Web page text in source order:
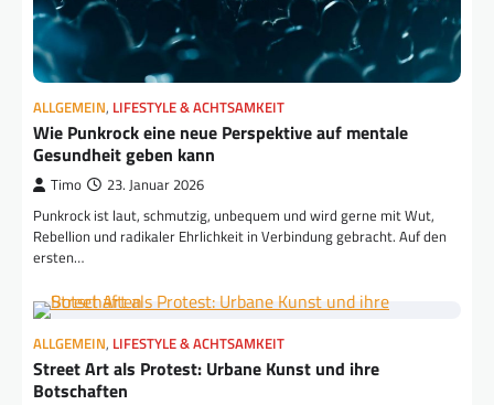
ALLGEMEIN, LIFESTYLE & ACHTSAMKEIT
Wie Punkrock eine neue Perspektive auf mentale
Gesundheit geben kann
Timo 23. Januar 2026
Punkrock ist laut, schmutzig, unbequem und wird gerne mit Wut,
Rebellion und radikaler Ehrlichkeit in Verbindung gebracht. Auf den
ersten…
ALLGEMEIN, LIFESTYLE & ACHTSAMKEIT
Street Art als Protest: Urbane Kunst und ihre
Botschaften